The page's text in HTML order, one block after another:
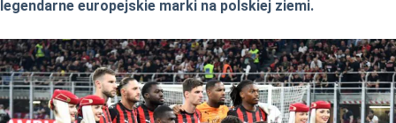
legendarne europejskie marki na polskiej ziemi.